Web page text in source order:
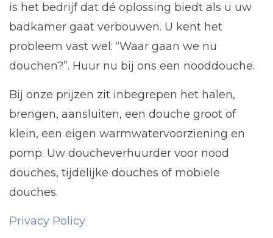
is het bedrijf dat dé oplossing biedt als u uw
badkamer gaat verbouwen. U kent het
probleem vast wel: “Waar gaan we nu
douchen?”. Huur nu bij ons een nooddouche.
Bij onze prijzen zit inbegrepen het halen,
brengen, aansluiten, een douche groot of
klein, een eigen warmwatervoorziening en
pomp. Uw doucheverhuurder voor nood
douches, tijdelijke douches of mobiele
douches.
Privacy Policy